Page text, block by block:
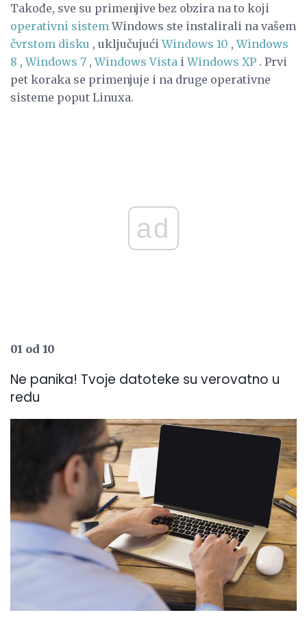
Takođe, sve su primenjive bez obzira na to koji
operativni sistem Windows ste instalirali na vašem
čvrstom disku , uključujućiWindows 10 ,Windows
8 ,Windows 7 ,Windows Vista iWindows XP . Prvi
pet koraka se primenjuje i na druge operativne
sisteme poput Linuxa.
ad
01 od 10
Ne panika! Tvoje datoteke su verovatno u
redu